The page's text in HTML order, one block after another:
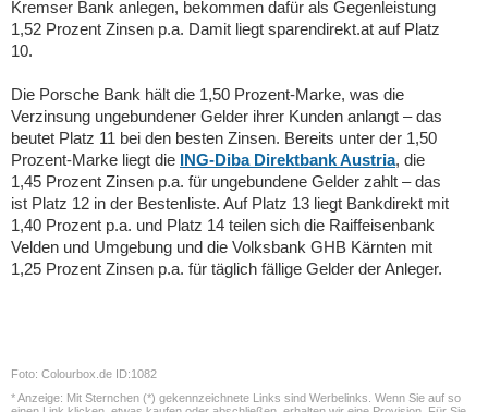
Kremser Bank anlegen, bekommen dafür als Gegenleistung
1,52 Prozent Zinsen p.a. Damit liegt sparendirekt.at auf Platz
10.
Die Porsche Bank hält die 1,50 Prozent-Marke, was die
Verzinsung ungebundener Gelder ihrer Kunden anlangt – das
beutet Platz 11 bei den besten Zinsen. Bereits unter der 1,50
Prozent-Marke liegt die ING-Diba Direktbank Austria, die
1,45 Prozent Zinsen p.a. für ungebundene Gelder zahlt – das
ist Platz 12 in der Bestenliste. Auf Platz 13 liegt Bankdirekt mit
1,40 Prozent p.a. und Platz 14 teilen sich die Raiffeisenbank
Velden und Umgebung und die Volksbank GHB Kärnten mit
1,25 Prozent Zinsen p.a. für täglich fällige Gelder der Anleger.
Foto: Colourbox.de ID:1082
* Anzeige: Mit Sternchen (*) gekennzeichnete Links sind Werbelinks. Wenn Sie auf so